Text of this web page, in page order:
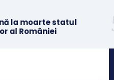
la moarte statul
al României